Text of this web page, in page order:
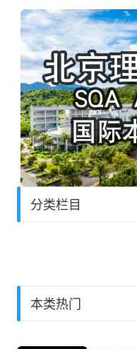
分类栏目
本类热门